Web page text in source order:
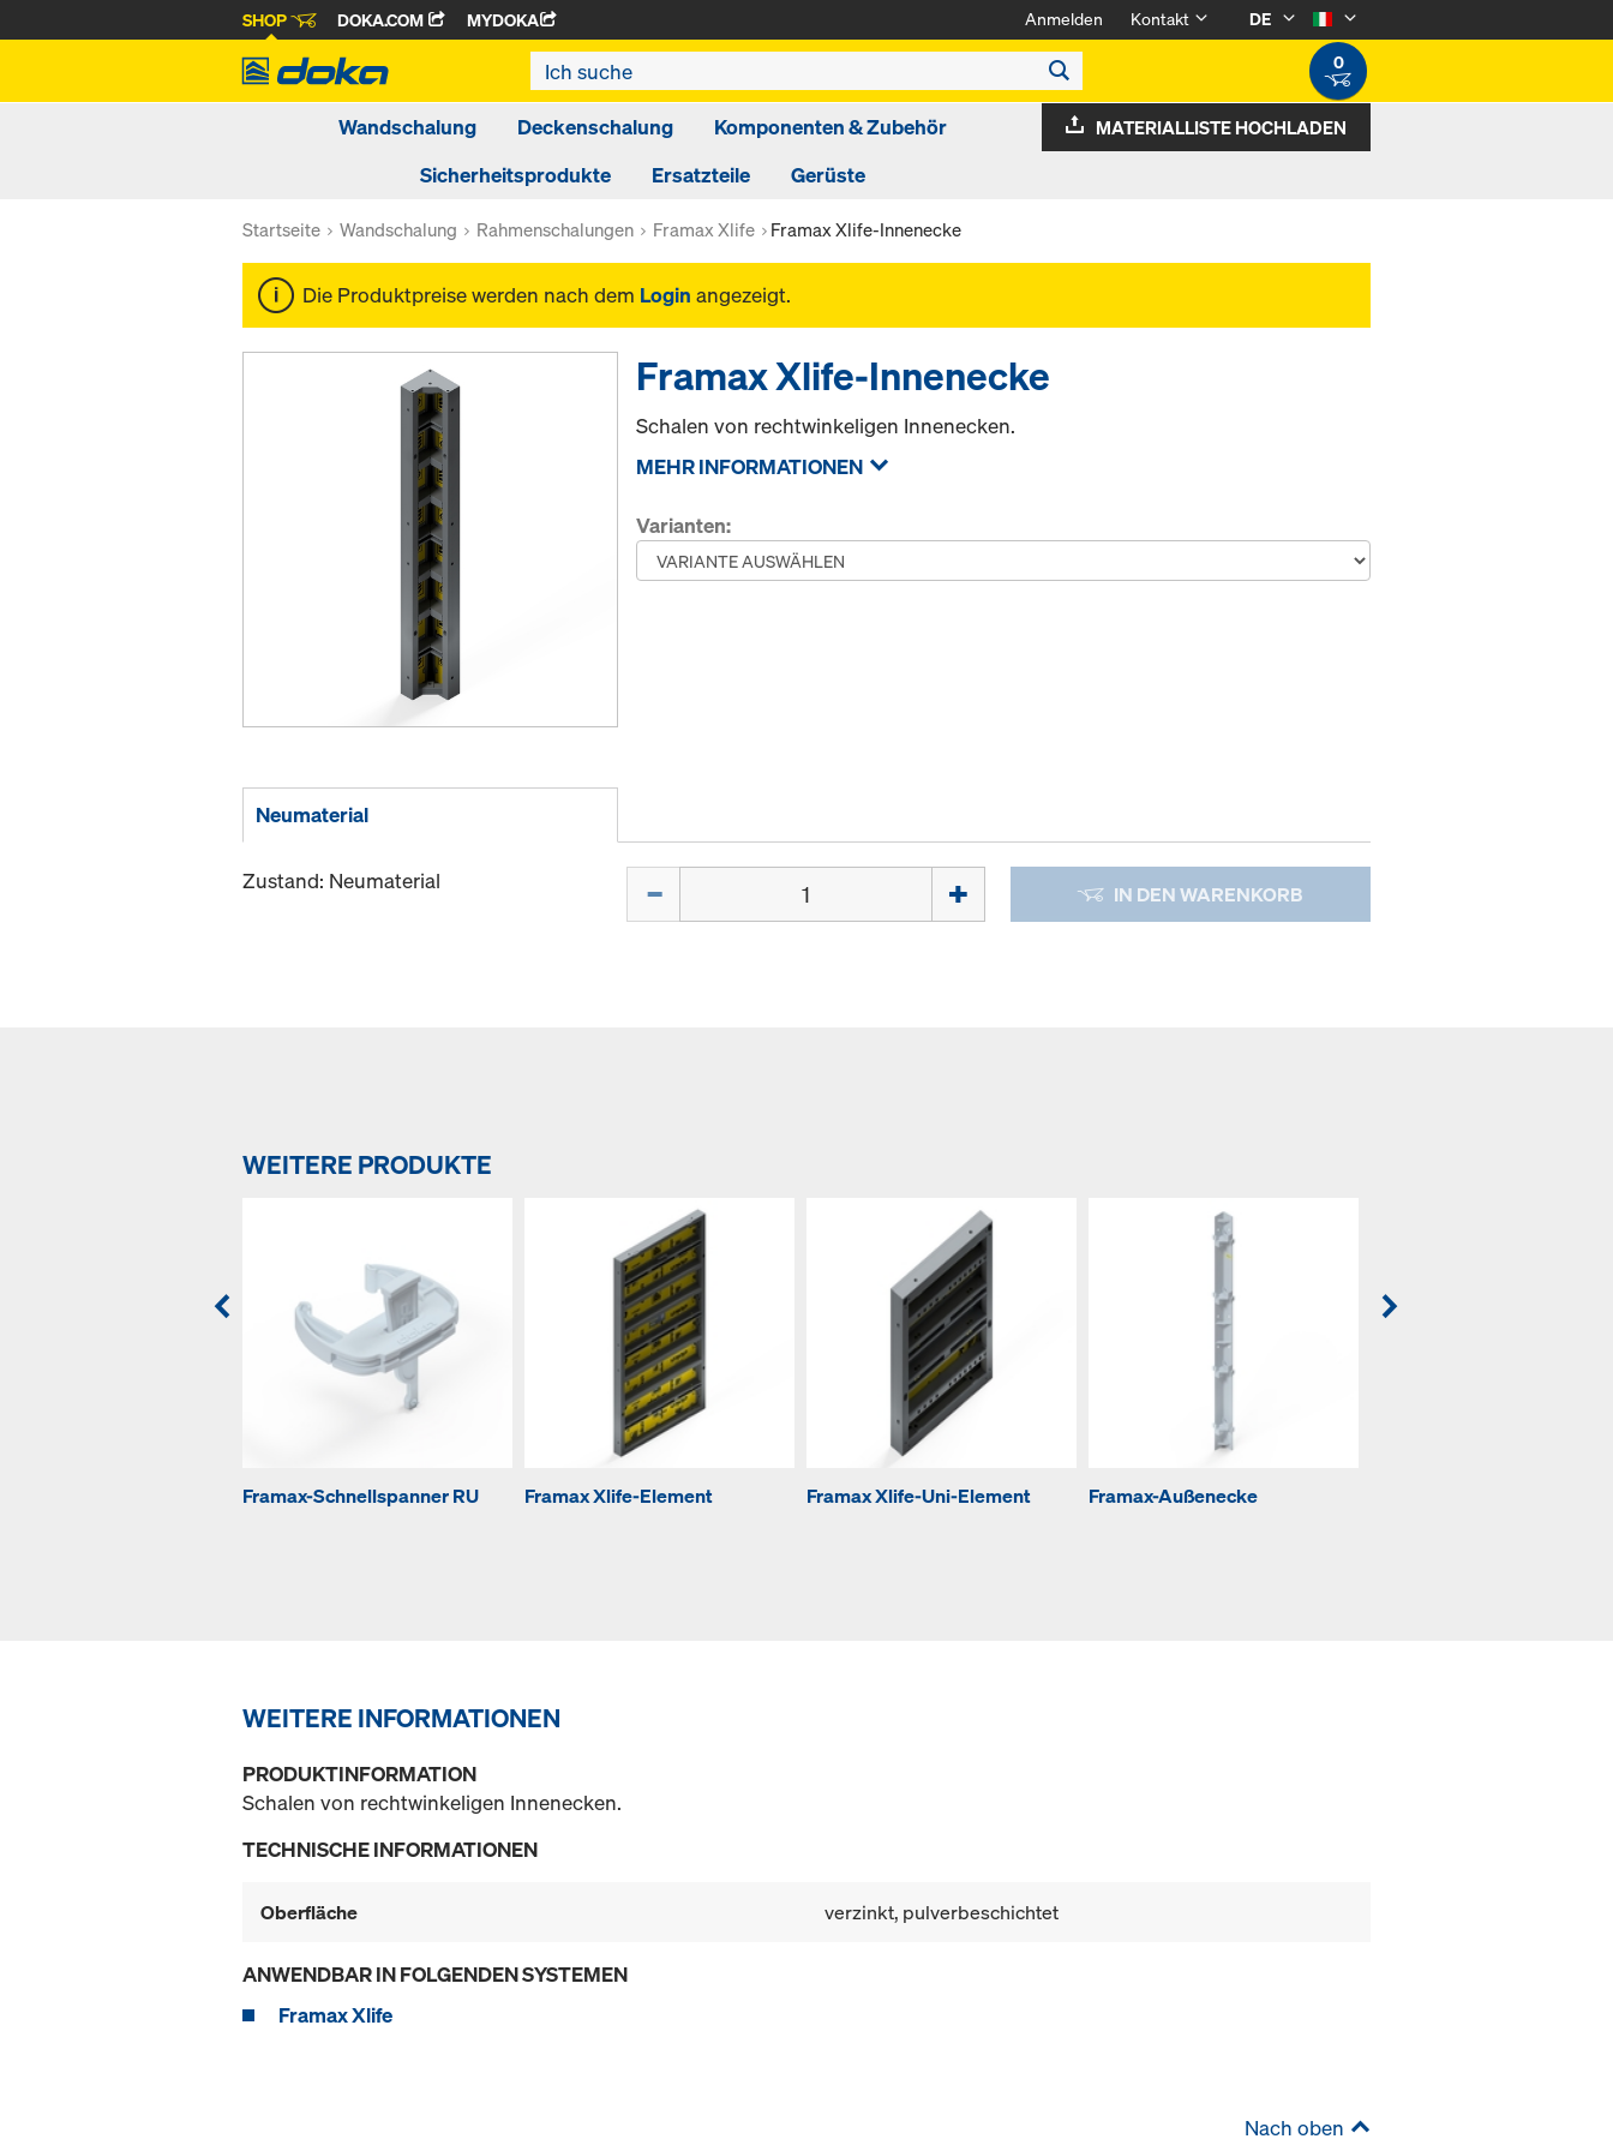
SHOP DOKA.COM MYDOKA Anmelden Kontakt
DE
0
Wandschalung Deckenschalung
Komponenten & Zubehör
Sicherheitsprodukte
Ersatzteile Gerüste
MATERIALLISTE HOCHLADEN
Startseite Wandschalung Rahmenschalungen Framax Xlife Framax Xlife-Innenecke
Die Produktpreise werden nach dem Login angezeigt.
Framax Xlife-Innenecke
Schalen von rechtwinkeligen Innenecken.
MEHR INFORMATIONEN
Varianten:
Neumaterial
Zustand: Neumaterial IN DEN WARENKORB
WEITERE PRODUKTE
Framax-Schnellspanner RU Framax Xlife-Element Framax Xlife-Uni-Element Framax-Außenecke
WEITERE INFORMATIONEN
PRODUKTINFORMATION
Schalen von rechtwinkeligen Innenecken.
TECHNISCHE INFORMATIONEN
Oberfläche verzinkt, pulverbeschichtet
ANWENDBAR IN FOLGENDEN SYSTEMEN
Framax Xlife
Nach oben